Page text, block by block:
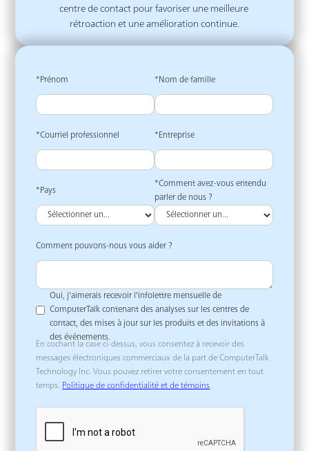
centre de contact pour favoriser une meilleure
rétroaction et une amélioration continue.
*Prénom
*Courriel professionnel
*Pays
*Nom de famille
*Entreprise
*Comment avez-vous entendu
parler de nous ?
Comment pouvons-nous vous aider ?
Oui, j'aimerais recevoir l'infolettre mensuelle de
ComputerTalk contenant des analyses sur les centres de
contact, des mises à jour sur les produits et des invitations à
des événements.
En cochant la case ci-dessus, vous consentez à recevoir des
messages électroniques commerciaux de la part de ComputerTalk
Technology Inc. Vous pouvez retirer votre consentement en tout
temps. Politique de confidentialité et de témoins.